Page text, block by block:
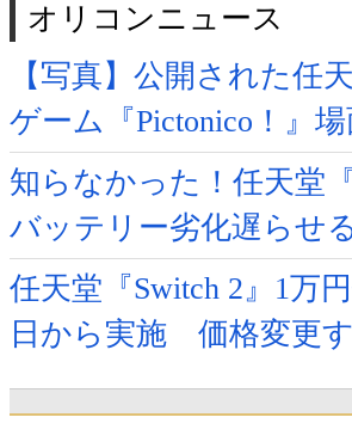
オリコンニュース
【写真】公開された任
ゲーム『Pictonico！』
知らなかった！任天堂『
バッテリー劣化遅らせ
任天堂『Switch 2』1万
日から実施 価格変更